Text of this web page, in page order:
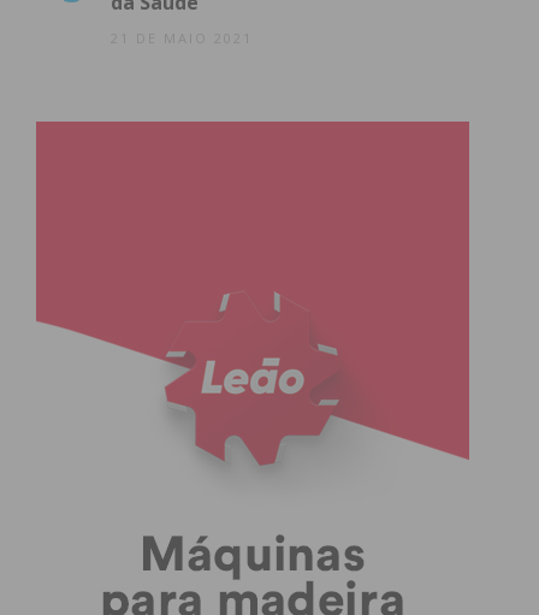
21 DE MAIO 2021